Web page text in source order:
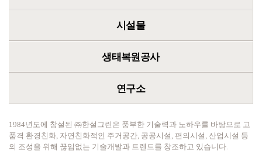
시설물
생태복원공사
연구소
1984년도에 창설된 ㈜한설그린은 풍부한 기술력과 노하우를 바탕으로 고
품격 환경친화, 자연친화적인 주거공간, 공공시설, 편의시설, 산업시설 등
의 조성을 위해 끊임없는 기술개발과 트렌드를 창조하고 있습니다.